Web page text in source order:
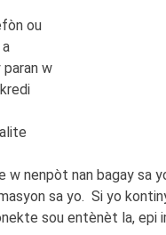
ou
w
w nenpòt nan bagay sa
sa yo. Si yo
sou entènèt la, epi